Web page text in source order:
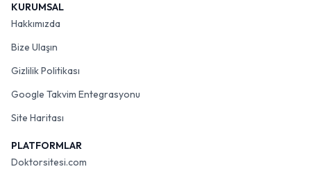
KURUMSAL
Hakkımızda
Bize Ulaşın
Gizlilik Politikası
Google Takvim Entegrasyonu
Site Haritası
PLATFORMLAR
Doktorsitesi.com